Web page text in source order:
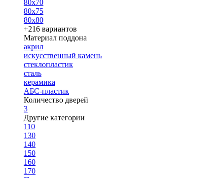
80х70
80х75
80х80
+216 вариантов
Материал поддона
акрил
искусственный камень
стеклопластик
сталь
керамика
АБС-пластик
Количество дверей
3
Другие категории
110
130
140
150
160
170